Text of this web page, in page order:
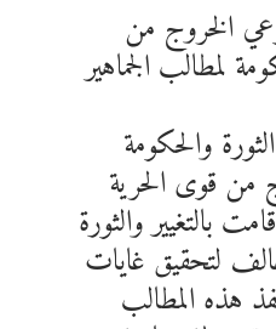
الخروج من
لمطالب الجماهير
والحكومة
من قوى الحرية
بالتغيير والثورة
لتحقيق غايات
هذه المطالب